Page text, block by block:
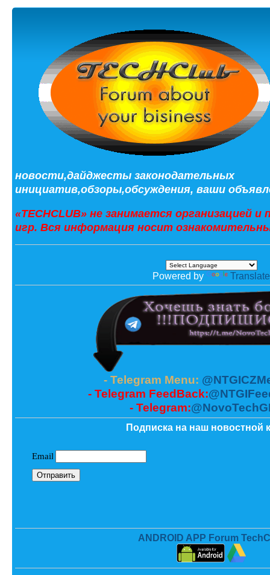
новости,дайджесты законодательных
инициатив,обзоры,обсуждения, ваши
«TECHCLUB» не занимается организацией
игр. Вся информация носит
Powered by Translate
- Telegram Menu:
- Telegram FeedBack:
- Telegram:
Подписка на наш новостной
ANDROID APP Forum